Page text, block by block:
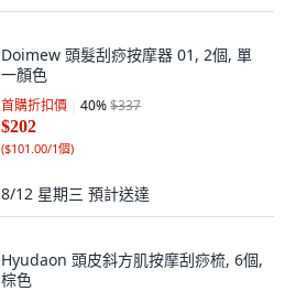
Doimew 頭髮刮痧按摩器 01, 2個, 單
一顏色
首購折扣價 40%$337
$202
($101.00/1個)
8/12 星期三 預計送達
Hyudaon 頭皮斜方肌按摩刮痧梳, 6個,
棕色